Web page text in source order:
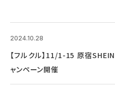
2024.10.28
【フルクル】11/1-15 原宿
ャンペーン開催